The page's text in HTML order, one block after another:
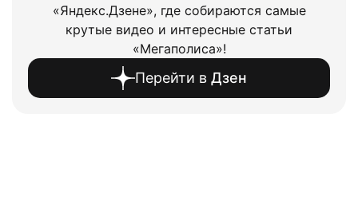
«Яндекс.Дзене», где собираются самые
крутые видео и интересные статьи
«Мегаполиса»!
Перейти в Дзен